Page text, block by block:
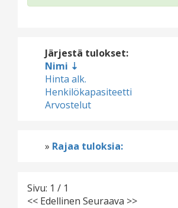
Järjestä tulokset:
Nimi
Hinta alk.
Henkilökapasiteetti
Arvostelut
» Rajaa tuloksia:
Sivu: 1 / 1
<< Edellinen Seuraava >>